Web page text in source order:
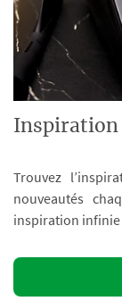
Inspiration
Trouvez
nouveautés
inspiration infinie